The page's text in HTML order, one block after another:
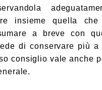
insieme quella
a breve con
di conservare più
consiglio vale anche